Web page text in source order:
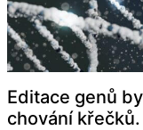
Editace genů
chování